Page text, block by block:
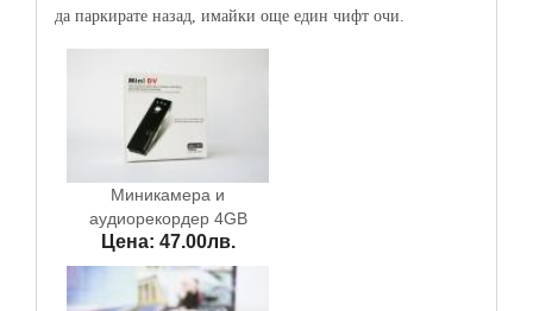
да паркирате назад, имайки още един чифт очи.
Миникамера и
аудиорекордер 4GB
Цена: 47.00лв.